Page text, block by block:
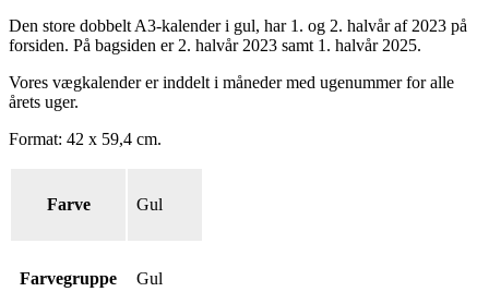
Den store dobbelt A3-kalender i gul, har 1. og 2. halvår af 2023 på
forsiden. På bagsiden er 2. halvår 2023 samt 1. halvår 2025.
Vores vægkalender er inddelt i måneder med ugenummer for alle
årets uger.
Format: 42 x 59,4 cm.
Farve Gul
Farvegruppe Gul